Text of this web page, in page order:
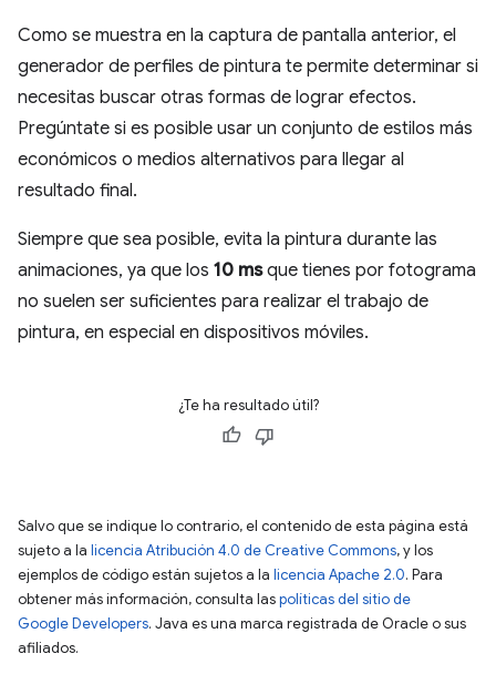
Como se muestra en la captura de pantalla anterior, el
generador de perfiles de pintura te permite determinar si
necesitas buscar otras formas de lograr efectos.
Pregúntate si es posible usar un conjunto de estilos más
económicos o medios alternativos para llegar al
resultado final.
Siempre que sea posible, evita la pintura durante las
animaciones, ya que los 10 msque tienes por fotograma
no suelen ser suficientes para realizar el trabajo de
pintura, en especial en dispositivos móviles.
¿Te ha resultado útil?
Salvo que se indique lo contrario, el contenido de esta página está
sujeto a la licencia Atribución 4.0 de Creative Commons, y los
ejemplos de código están sujetos a la licencia Apache 2.0. Para
obtener más información, consulta laspolíticas del sitio de
Google Developers. Java es una marca registrada de Oracle o sus
afiliados.